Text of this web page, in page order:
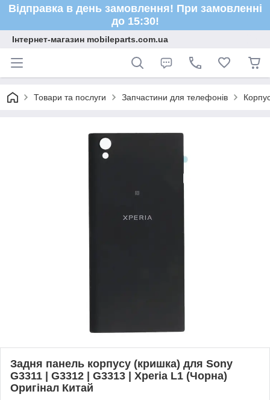
Відправка в день замовлення! При замовленні
до 15:30!
Інтернет-магазин mobileparts.com.ua
Товари та послуги Запчастини для телефонів
Задня панель корпусу (кришка) для Sony
G3311 | G3312 | G3313 | Xperia L1 (Чорна)
Оригінал Китай